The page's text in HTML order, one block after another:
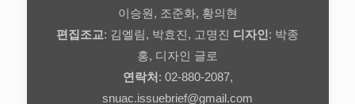
이승원, 조준화, 황의현
편집조교: 김엘림, 박효진, 고명진 디자인 : 박종
홍, 디자인 글로
연락처 : 02-880-2087,
snuac.issuebrief@gmail.com